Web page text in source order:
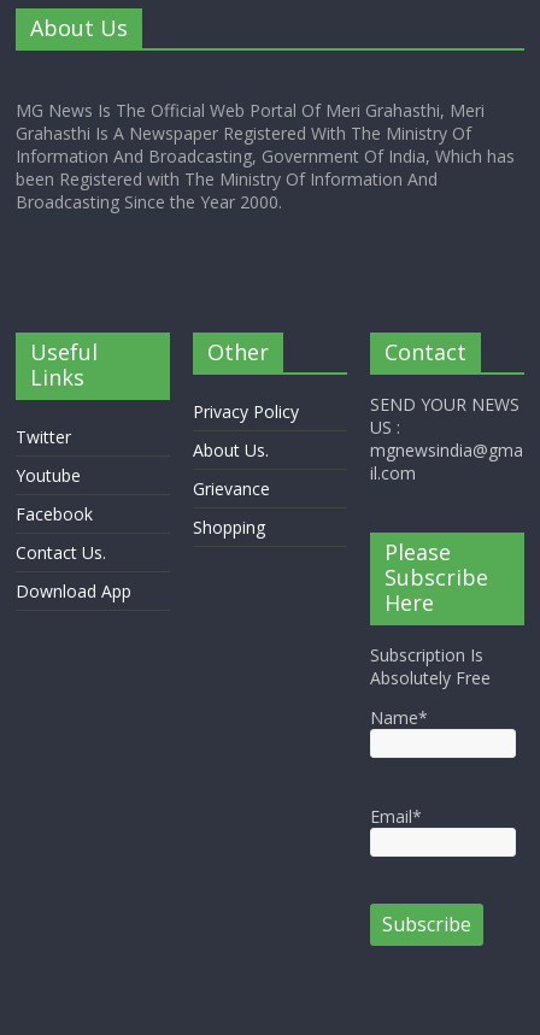
About Us
MG News Is The Official Web Portal Of Meri Grahasthi, Meri
Grahasthi Is A Newspaper Registered With The Ministry Of
Information And Broadcasting, Government Of India, Which has
been Registered with The Ministry Of Information And
Broadcasting Since the Year 2000.
Useful
Links
Twitter
Youtube
Facebook
Contact Us.
Download App
Other
Privacy Policy
About Us.
Grievance
Shopping
Contact
SEND YOUR NEWS
US :
mgnewsindia@gma
il.com
Please
Subscribe
Here
Subscription Is
Absolutely Free
Name*
Email*